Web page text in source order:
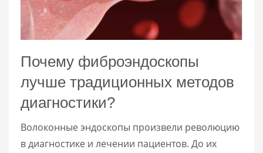
Почему фиброэндоскопы
лучше традиционных методов
диагностики?
Волоконные эндоскопы произвели революцию
в диагностике и лечении пациентов. До их